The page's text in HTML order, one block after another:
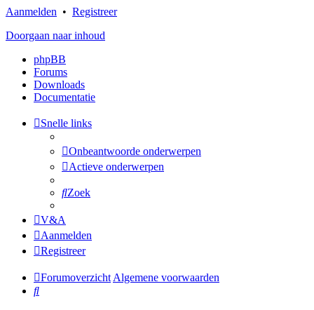
Aanmelden • Registreer
Doorgaan naar inhoud
phpBB
Forums
Downloads
Documentatie
Snelle links
Onbeantwoorde onderwerpen
Actieve onderwerpen
Zoek
V&A
Aanmelden
Registreer
Forumoverzicht Algemene voorwaarden
Zoek